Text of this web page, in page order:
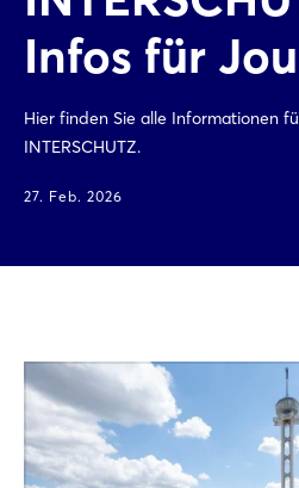
Infos für
Hier finden Sie alle Informationen
INTERSCHUTZ.
27. Feb. 2026